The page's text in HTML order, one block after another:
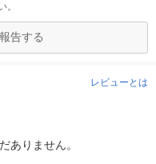
。
告する
レビューとは
ありません。